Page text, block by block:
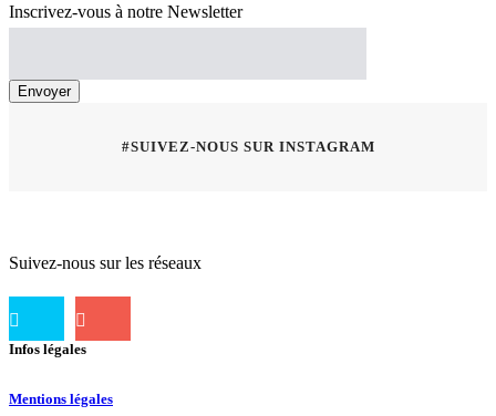
Inscrivez-vous à notre Newsletter
#SUIVEZ-NOUS SUR INSTAGRAM
Suivez-nous sur les réseaux
Infos légales
Mentions légales